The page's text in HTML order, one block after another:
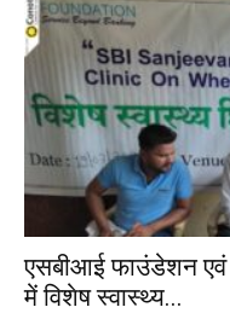
एसबीआई फाउंडेशन
में विशेष स्वास्थ्य...